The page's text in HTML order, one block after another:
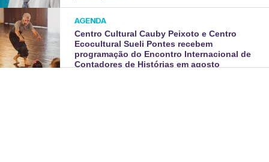
AGENDA
Centro Cultural Cauby Peixoto e Centro
Ecocultural Sueli Pontes recebem
programação do Encontro Internacional de
Contadores de Histórias em agosto